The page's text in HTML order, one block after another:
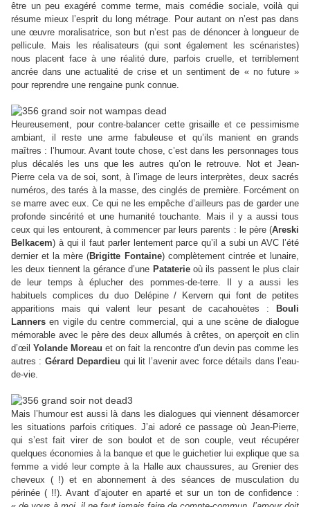
être un peu exagéré comme terme, mais comédie sociale, voilà qui
résume mieux l’esprit du long métrage. Pour autant on n’est pas dans
une œuvre moralisatrice, son but n’est pas de dénoncer à longueur de
pellicule. Mais les réalisateurs (qui sont également les scénaristes)
nous placent face à une réalité dure, parfois cruelle, et terriblement
ancrée dans une actualité de crise et un sentiment de « no future »
pour reprendre une rengaine punk connue.
Heureusement, pour contre-balancer cette grisaille et ce pessimisme
ambiant, il reste une arme fabuleuse et qu’ils manient en grands
maîtres : l’humour. Avant toute chose, c’est dans les personnages tous
plus décalés les uns que les autres qu’on le retrouve. Not et Jean-
Pierre cela va de soi, sont, à l’image de leurs interprètes, deux sacrés
numéros, des tarés à la masse, des cinglés de première. Forcément on
se marre avec eux. Ce qui ne les empêche d’ailleurs pas de garder une
profonde sincérité et une humanité touchante. Mais il y a aussi tous
ceux qui les entourent, à commencer par leurs parents : le père (Areski
Belkacem) à qui il faut parler lentement parce qu’il a subi un AVC l’été
dernier et la mère (Brigitte Fontaine) complètement cintrée et lunaire,
les deux tiennent la gérance d’une Pataterieoù ils passent le plus clair
de leur temps à éplucher des pommes-de-terre. Il y a aussi les
habituels complices du duo Delépine / Kervern qui font de petites
apparitions mais qui valent leur pesant de cacahouètes :
Bouli
Lanners en vigile du centre commercial, qui a une scène de dialogue
mémorable avec le père des deux allumés à crêtes, on aperçoit en clin
d’œilYolande Moreau et on fait la rencontre d’un devin pas comme les
autres : Gérard Depardieu qui lit l’avenir avec force détails dans l’eau-
de-vie.
Mais l’humour est aussi là dans les dialogues qui viennent désamorcer
les situations parfois critiques. J’ai adoré ce passage où Jean-Pierre,
qui s’est fait virer de son boulot et de son couple, veut récupérer
quelques économies à la banque et que le guichetier lui explique que sa
femme a vidé leur compte à la Halle aux chaussures, au Grenier des
cheveux ( !) et en abonnement à des séances de musculation du
périnée ( !!). Avant d’ajouter en aparté et sur un ton de confidence :